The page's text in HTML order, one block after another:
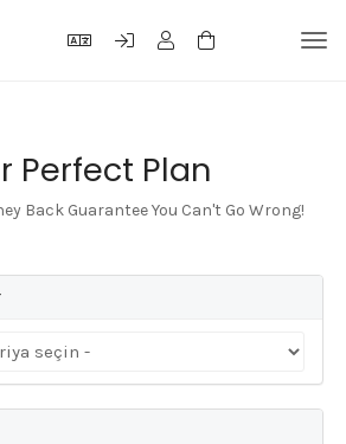
Perfect Plan
Back Guarantee You Can't Go Wrong!